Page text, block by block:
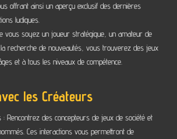
offrant ainsi un aperçu exclusif des dernières
ludiques.
vous soyez un joueur stratégique, un amateur de
recherche de nouveautés, vous trouverez des jeux
et à tous les niveaux de compétence.
les Créateurs
: Rencontrez des concepteurs de jeux de société et
Ces interactions vous permettront de